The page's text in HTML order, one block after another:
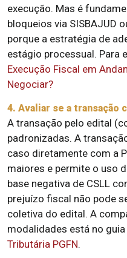
execução. Mas é
bloqueios via SISBAJUD
porque a estratégia de
estágio processual. Para
Execução Fiscal em
Negociar?
4. Avaliar se a transação
A transação pelo edital
padronizadas. A
caso diretamente com a
maiores e permite o uso
base negativa de CSLL
prejuízo fiscal não pode
coletiva do edital. A
modalidades está no
Tributária PGFN.